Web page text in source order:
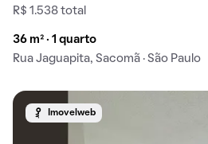
R$ 1.538 total
36 m² · 1 quarto
Rua Jaguapita, Sacomã · São Paulo
Imovelweb